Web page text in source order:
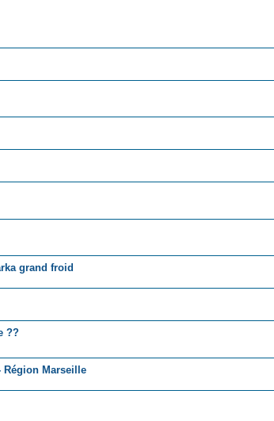
grand froid
??
Marseille